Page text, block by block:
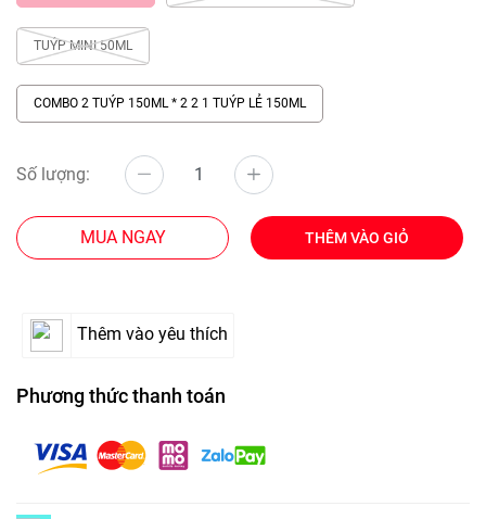
TUÝP MINI 50ML
COMBO 2 TUÝP 150ML * 2 2 1 TUÝP LẺ 150ML
Số lượng:
MUA NGAY THÊM VÀO GIỎ
Thêm vào yêu thích
Phương thức thanh toán